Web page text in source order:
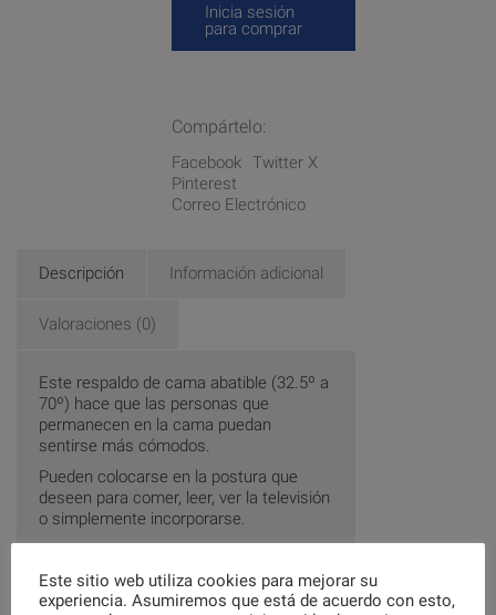
Inicia sesión
para comprar
Compártelo:
Facebook Twitter X
Pinterest
Correo Electrónico
Descripción Información adicional
Valoraciones (0)
Este respaldo de cama abatible (32.5º a
70º) hace que las personas que
permanecen en la cama puedan
sentirse más cómodos.
Pueden colocarse en la postura que
deseen para comer, leer, ver la televisión
o simplemente incorporarse.
Regulable en 5 posiciones con
ángulos, de 32.5º a 70º, dependiendo
Este sitio web utiliza cookies para mejorar su
experiencia. Asumiremos que está de acuerdo con esto,